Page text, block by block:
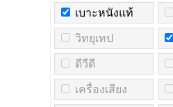
เบาะหนังแท้
วิทยุเทป
ดีวีดี
เครื่องเสียง